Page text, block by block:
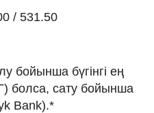
/ 531.50
бойынша бүгінгі ең
болса, сату бойынша
Bank).*